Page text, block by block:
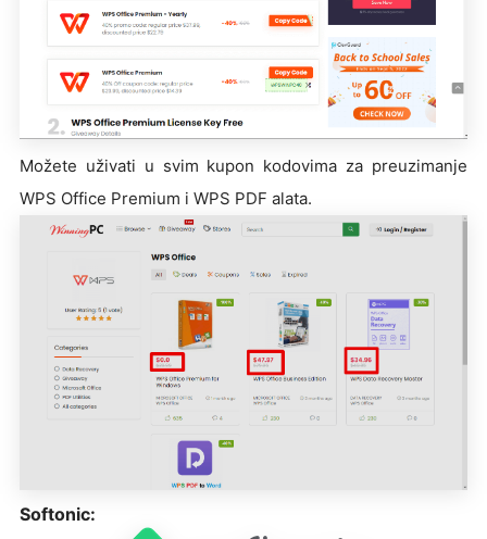
Možete uživati u svim kupon kodovima za preuzimanje
WPS Office Premium i WPS PDF alata.
Softonic: